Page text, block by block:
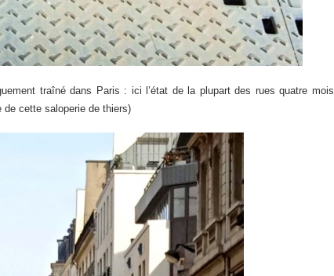
traîné dans Paris : ici l’état de la plupart des rues quatre mois
cette saloperie de thiers)